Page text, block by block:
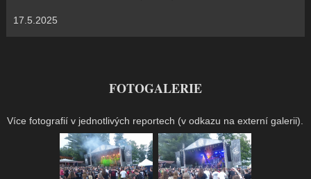
17.5.2025
FOTOGALERIE
Více fotografií v jednotlivých reportech (v odkazu na externí galerii).